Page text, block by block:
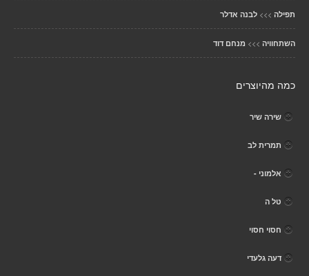
תפילה >>> לבנה אדלר
השתחוויה >>> מנחם דוד
כמה מהיוצרים
שירה שיר
תמרית לב
אלמוני -
טל ה
חסוי חסוי
דעה גלעדי